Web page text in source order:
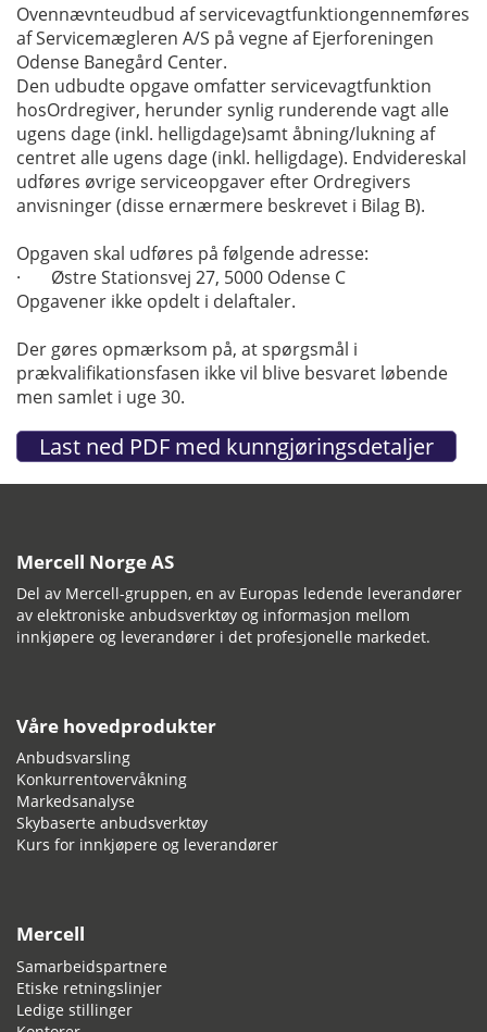
Ovennævnteudbud af servicevagtfunktiongennemføres
af Servicemægleren A/S på vegne af Ejerforeningen
Odense Banegård Center.
Den udbudte opgave omfatter servicevagtfunktion
hosOrdregiver, herunder synlig runderende vagt alle
ugens dage (inkl. helligdage)samt åbning/lukning af
centret alle ugens dage (inkl. helligdage). Endvidereskal
udføres øvrige serviceopgaver efter Ordregivers
anvisninger (disse ernærmere beskrevet i Bilag B).
Opgaven skal udføres på følgende adresse:
· Østre Stationsvej 27, 5000 Odense C
Opgavener ikke opdelt i delaftaler.
Der gøres opmærksom på, at spørgsmål i
prækvalifikationsfasen ikke vil blive besvaret løbende
men samlet i uge 30.
Mercell Norge AS
Del av Mercell-gruppen, en av Europas ledende leverandører
av elektroniske anbudsverktøy og informasjon mellom
innkjøpere og leverandører i det profesjonelle markedet.
Våre hovedprodukter
Anbudsvarsling
Konkurrentovervåkning
Markedsanalyse
Skybaserte anbudsverktøy
Kurs for innkjøpere og leverandører
Mercell
Samarbeidspartnere
Etiske retningslinjer
Ledige stillinger